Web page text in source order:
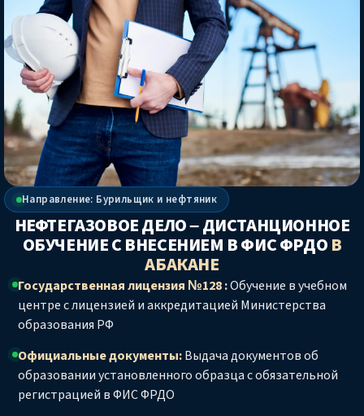
Направление: Бурильщик и нефтяник
НЕФТЕГАЗОВОЕ ДЕЛО – ДИСТАНЦИОННОЕ
ОБУЧЕНИЕ С ВНЕСЕНИЕМ В ФИС ФРДОВ
АБАКАНЕ
Государственная лицензия №128 :Обучение в учебном
центре с лицензией и аккредитацией Министерства
образования РФ
Официальные документы:Выдача документов об
образовании установленного образца с обязательной
регистрацией в ФИС ФРДО